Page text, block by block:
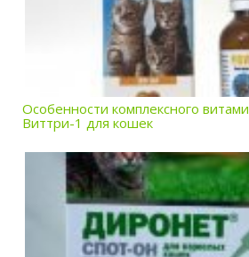
Особенности комплексного
Виттри-1 для кошек